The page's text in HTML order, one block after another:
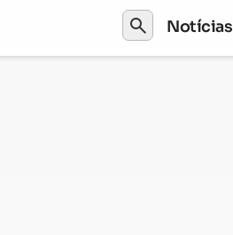
search Notícias
250R: relembre o primeiro teste